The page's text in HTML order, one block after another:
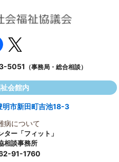
5051 （事務局・総合相談）
会館内
明市新田町吉池18-3
病について
ー「フィット」
相談事務所
91-1760